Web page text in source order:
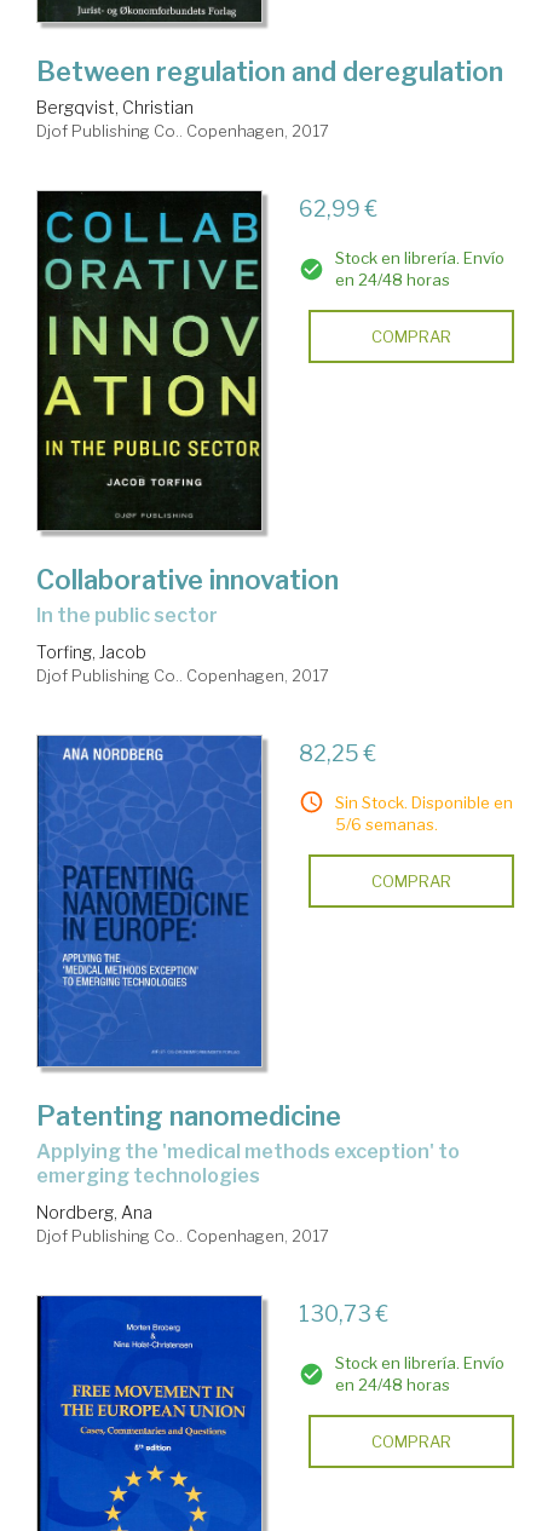
Between regulation and deregulation
Bergqvist, Christian
Djof Publishing Co.. Copenhagen, 2017
62,99 €
Stock en librería. Envío
en 24/48 horas
COMPRAR
Collaborative innovation
in the public sector
Torfing, Jacob
Djof Publishing Co.. Copenhagen, 2017
82,25 €
Sin Stock. Disponible en
5/6 semanas.
COMPRAR
Patenting nanomedicine
applying the 'medical methods exception' to
emerging technologies
Nordberg, Ana
Djof Publishing Co.. Copenhagen, 2017
130,73 €
Stock en librería. Envío
en 24/48 horas
COMPRAR